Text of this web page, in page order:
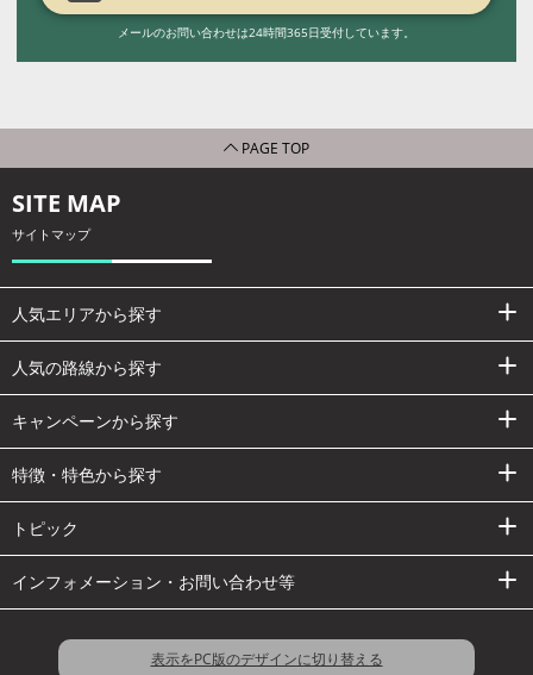
メールのお問い合わせは24時間365日受付しています。
PAGE TOP
SITE MAP
サイトマップ
人気エリアから探す
人気の路線から探す
キャンペーンから探す
特徴・特色から探す
トピック
インフォメーション・お問い合わせ等
表示をPC版のデザインに切り替える